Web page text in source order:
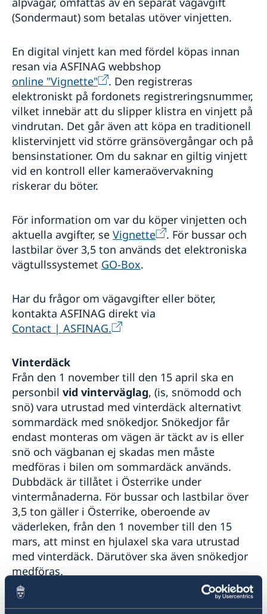
(Sondermaut) som betalas utöver vinjetten.
En digital vinjett kan med fördel köpas innan
resan via ASFINAG webbshop
online "Vignette"
. Den registreras
elektroniskt på fordonets registreringsnummer,
vilket innebär att du slipper klistra en vinjett på
vindrutan. Det går även att köpa en traditionell
klistervinjett vid större gränsövergångar och på
bensinstationer. Om du saknar en giltig vinjett
vid en kontroll eller kameraövervakning
riskerar du böter.
För information om var du köper vinjetten och
aktuella avgifter, se Vignette
. För bussar och
lastbilar över 3,5 ton används det elektroniska
vägtullssystemet GO-Box.
Har du frågor om vägavgifter eller böter,
kontakta ASFINAG direkt via
Contact | ASFINAG.
Vinterdäck
Från den 1 november till den 15 april ska en
personbil vid vinterväglag, (is, snömodd och
snö) vara utrustad med vinterdäck alternativt
sommardäck med snökedjor. Snökedjor får
endast monteras om vägen är täckt av is eller
snö och vägbanan ej skadas men måste
medföras i bilen om sommardäck används.
Dubbdäck är tillåtet i Österrike under
vintermånaderna. För bussar och lastbilar över
3,5 ton gäller i Österrike, oberoende av
väderleken, från den 1 november till den 15
mars, att minst en hjulaxel ska vara utrustad
med vinterdäck. Därutöver ska även snökedjor
medföras.
Här finner du mer detalierad informaion:
ÖAMTC
Compulsory use of winter tyres